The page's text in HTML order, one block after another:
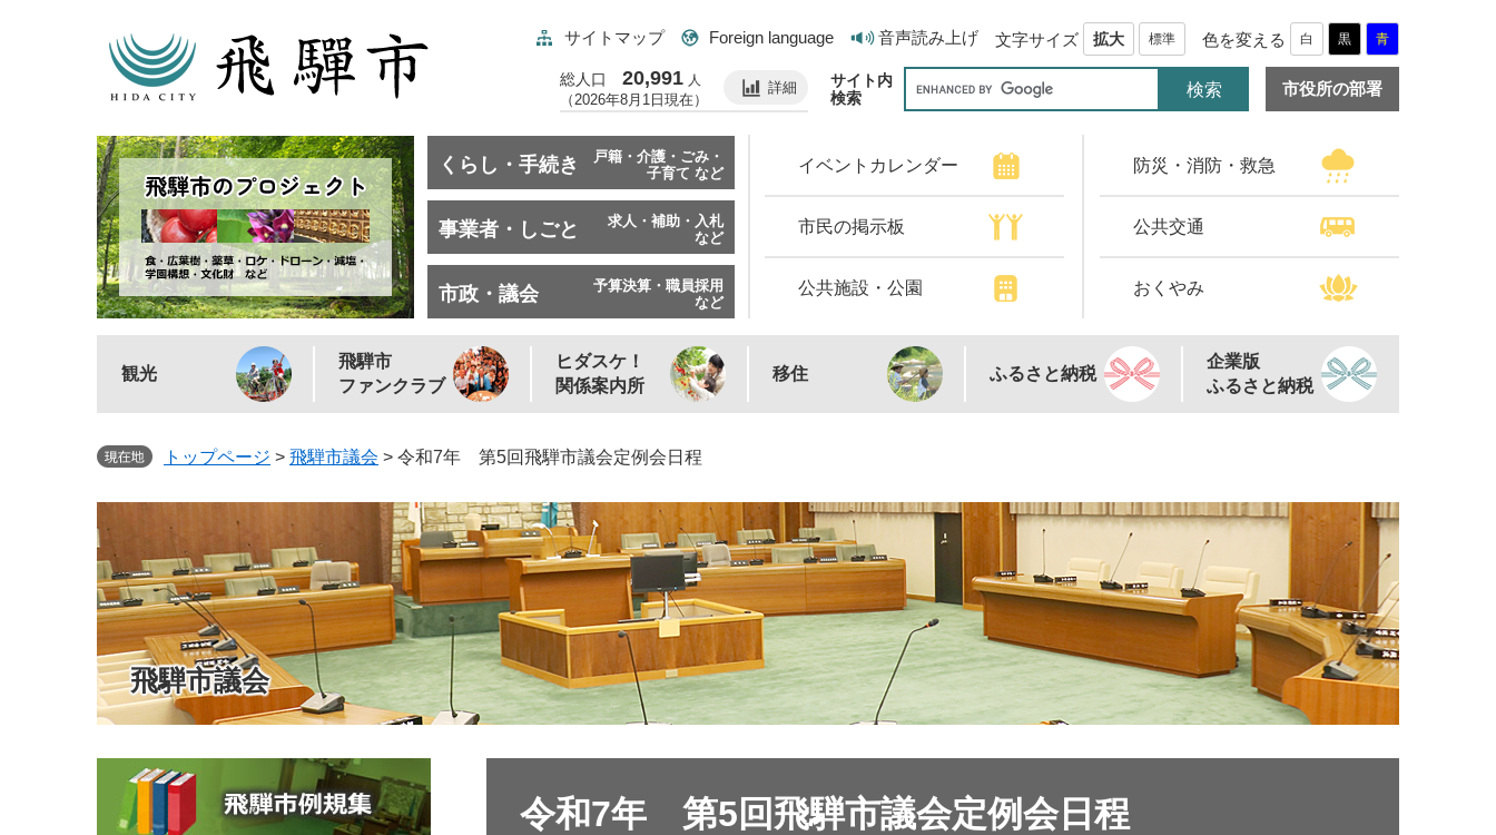
サイトマップ Foreign language 音声読み上げ 文字サイズ 拡大 標準 色を変える 白 黒 青
総人口 20,991 人
（2026年8月1日現在）
詳細
サイト内
検索
市役所の部署
くらし・手続き
戸籍・介護・ごみ・
子育て など
事業者・しごと
求人・補助・入札
など
市政・議会
予算決算・職員採用
など
イベントカレンダー 防災・消防・救急
市民の掲示板 公共交通
公共施設・公園 おくやみ
観光
飛騨市
ファンクラブ
ヒダスケ！
関係案内所
移住 ふるさと納税
企業版
ふるさと納税
トップページ > 飛騨市議会 > 令和7年 第5回飛騨市議会定例会日程
飛騨市議会
令和7年 第5回飛騨市議会定例会日程